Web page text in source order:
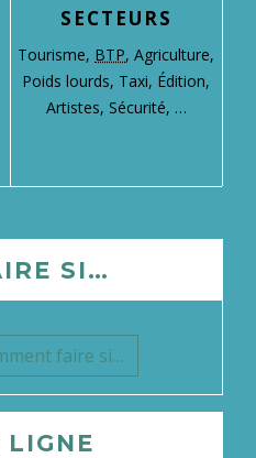
SECTEURS
Tourisme, BTP,Agriculture,
Poids lourds, Taxi, Édition,
Artistes, Sécurité, …
SI…
faire si…
LIGNE